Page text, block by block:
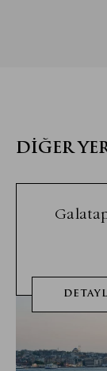
DIĞER